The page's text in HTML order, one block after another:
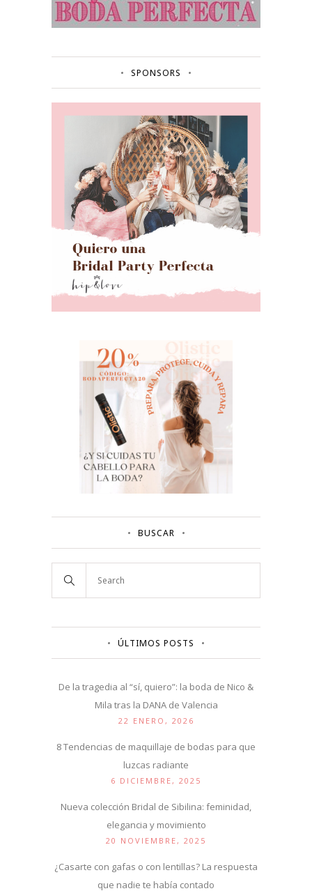
SPONSORS
BUSCAR
ÚLTIMOS POSTS
De la tragedia al “sí, quiero”: la boda de Nico &
Mila tras la DANA de Valencia
22 ENERO, 2026
8 Tendencias de maquillaje de bodas para que
luzcas radiante
6 DICIEMBRE, 2025
Nueva colección Bridal de Sibilina: feminidad,
elegancia y movimiento
20 NOVIEMBRE, 2025
¿Casarte con gafas o con lentillas? La respuesta
que nadie te había contado